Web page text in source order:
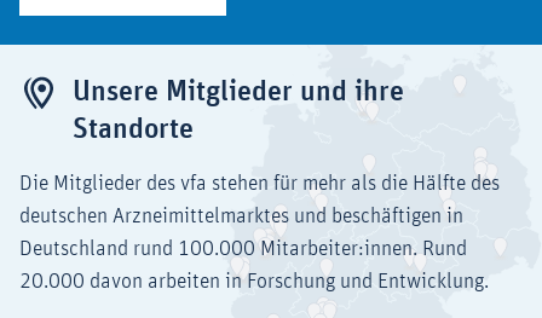
Unsere Mitglieder und ihre
Standorte
Die Mitglieder des vfa stehen für mehr als die Hälfte des
deutschen Arzneimittelmarktes und beschäftigen in
Deutschland rund 100.000 Mitarbeiter:innen. Rund
20.000 davon arbeiten in Forschung und Entwicklung.